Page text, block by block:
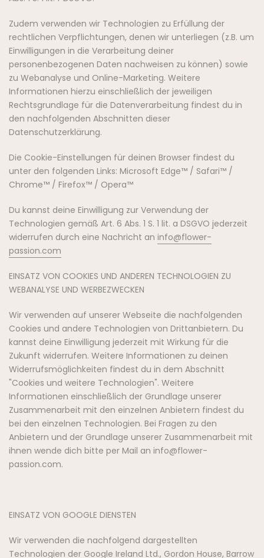
Zudem verwenden wir Technologien zu Erfüllung der
rechtlichen Verpflichtungen, denen wir unterliegen (z.B. um
Einwilligungen in die Verarbeitung deiner
personenbezogenen Daten nachweisen zu können) sowie
zu Webanalyse und Online-Marketing. Weitere
Informationen hierzu einschließlich der jeweiligen
Rechtsgrundlage für die Datenverarbeitung findest du in
den nachfolgenden Abschnitten dieser
Datenschutzerklärung.
Die Cookie-Einstellungen für deinen Browser findest du
unter den folgenden Links: Microsoft Edge™ / Safari™ /
Chrome™ / Firefox™ / Opera™
Du kannst deine Einwilligung zur Verwendung der
Technologien gemäß Art. 6 Abs. 1 S. 1 lit. a DSGVO jederzeit
widerrufen durch eine Nachricht an info@flower-
passion.com
EINSATZ VON COOKIES UND ANDEREN TECHNOLOGIEN ZU
WEBANALYSE UND WERBEZWECKEN
Wir verwenden auf unserer Webseite die nachfolgenden
Cookies und andere Technologien von Drittanbietern. Du
kannst deine Einwilligung jederzeit mit Wirkung für die
Zukunft widerrufen. Weitere Informationen zu deinen
Widerrufsmöglichkeiten findest du in dem Abschnitt
"Cookies und weitere Technologien". Weitere
Informationen einschließlich der Grundlage unserer
Zusammenarbeit mit den einzelnen Anbietern findest du
bei den einzelnen Technologien. Bei Fragen zu den
Anbietern und der Grundlage unserer Zusammenarbeit mit
ihnen wende dich bitte per Mail an info@flower-
passion.com.
EINSATZ VON GOOGLE DIENSTEN
Wir verwenden die nachfolgend dargestellten
Technologien der Google Ireland Ltd., Gordon House, Barrow